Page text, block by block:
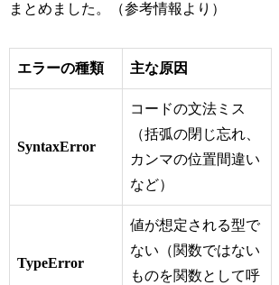
まとめました。（参考情報より）
エラーの種類 主な原因
SyntaxError
コードの文法ミス
（括弧の閉じ忘れ、
カンマの位置間違い
など）
TypeError
値が想定される型で
ない（関数ではない
ものを関数として呼